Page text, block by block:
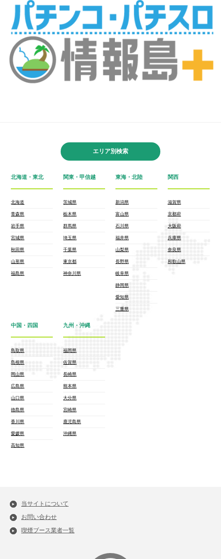
エリア別検索
北海道・東北
北海道
青森県
岩手県
宮城県
秋田県
山形県
福島県
関東・甲信越
茨城県
栃木県
群馬県
埼玉県
千葉県
東京都
神奈川県
東海・北陸
新潟県
富山県
石川県
福井県
山梨県
長野県
岐阜県
静岡県
愛知県
三重県
関西
滋賀県
京都府
大阪府
兵庫県
奈良県
和歌山県
中国・四国
鳥取県
島根県
岡山県
広島県
山口県
徳島県
香川県
愛媛県
高知県
九州・沖縄
福岡県
佐賀県
長崎県
熊本県
大分県
宮崎県
鹿児島県
沖縄県
当サイトについて
お問い合わせ
喫煙ブース業者一覧